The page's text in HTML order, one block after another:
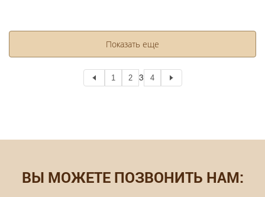
Показать еще
1 2 3 4
ВЫ МОЖЕТЕ ПОЗВОНИТЬ НАМ: